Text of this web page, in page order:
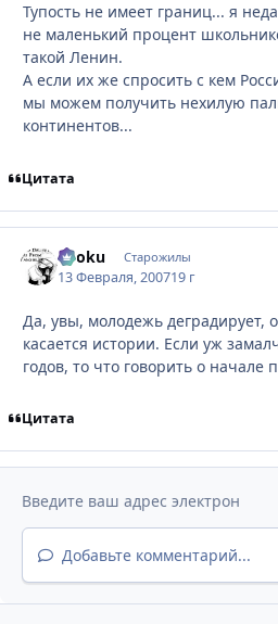
Тупость не имеет границ... я
не маленький процент
такой Ленин.
А если их же спросить с кем
мы можем получить нехилую
континентов...
Цитата
Ryoku Старожилы
13 Февраля, 200719 г
Да, увы, молодежь деградирует,
касается истории. Если уж
годов, то что говорить о начале
Цитата
Добавьте комментарий...